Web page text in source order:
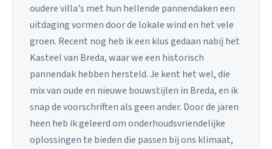
oudere villa's met hun hellende pannendaken een
uitdaging vormen door de lokale wind en het vele
groen. Recent nog heb ik een klus gedaan nabij het
Kasteel van Breda, waar we een historisch
pannendak hebben hersteld. Je kent het wel, die
mix van oude en nieuwe bouwstijlen in Breda, en ik
snap de voorschriften als geen ander. Door de jaren
heen heb ik geleerd om onderhoudsvriendelijke
oplossingen te bieden die passen bij ons klimaat,